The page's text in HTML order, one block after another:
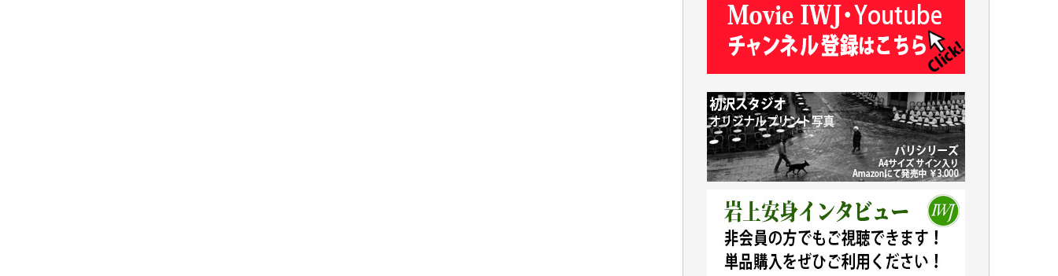
T.K. 様
ASAKO TAKAESU 様
マシオン恵美香 様
吉住俊昭 様
徳山匡 様
金 盛起 様
塩川 晃平 様
松本益美 様
及川昭男 様
岩井祐子 様
藤田英之 様
藤岡比左志 様